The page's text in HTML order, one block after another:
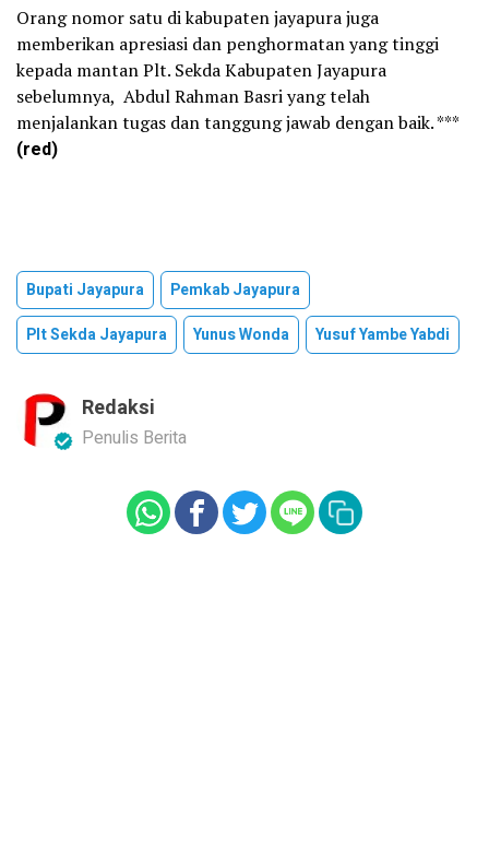
Orang nomor satu di kabupaten jayapura juga
memberikan apresiasi dan penghormatan yang tinggi
kepada mantan Plt. Sekda Kabupaten Jayapura
sebelumnya, Abdul Rahman Basri yang telah
menjalankan tugas dan tanggung jawab dengan baik. ***
(red)
Bupati Jayapura
Pemkab Jayapura
Plt Sekda Jayapura
Yunus Wonda Yusuf Yambe Yabdi
Redaksi
Penulis Berita